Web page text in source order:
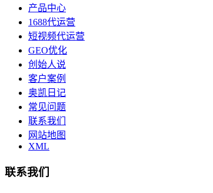
产品中心
1688代运营
短视频代运营
GEO优化
创始人说
客户案例
奥凯日记
常见问题
联系我们
网站地图
XML
联系我们